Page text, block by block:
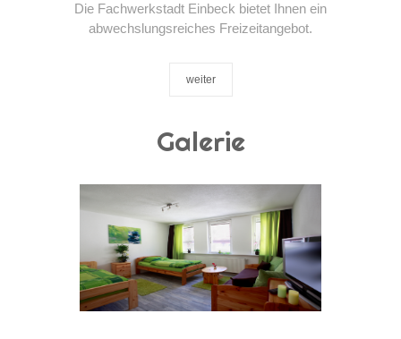
Die Fachwerkstadt Einbeck bietet Ihnen ein
abwechslungsreiches Freizeitangebot.
weiter
Galerie